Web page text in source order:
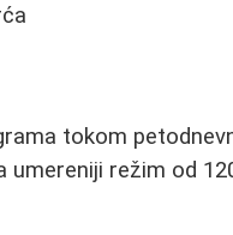
tokom
režim od